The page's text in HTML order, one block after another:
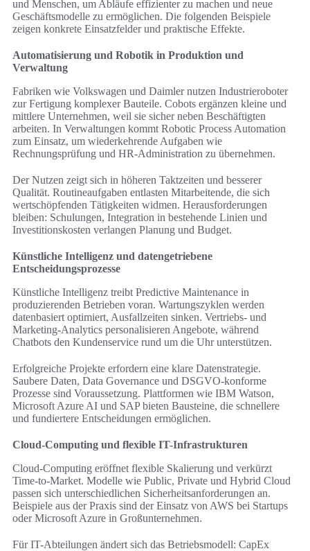
und Menschen, um Abläufe effizienter zu machen und neue
Geschäftsmodelle zu ermöglichen. Die folgenden Beispiele
zeigen konkrete Einsatzfelder und praktische Effekte.
Automatisierung und Robotik in Produktion und
Verwaltung
Fabriken wie Volkswagen und Daimler nutzen Industrieroboter
zur Fertigung komplexer Bauteile. Cobots ergänzen kleine und
mittlere Unternehmen, weil sie sicher neben Beschäftigten
arbeiten. In Verwaltungen kommt Robotic Process Automation
zum Einsatz, um wiederkehrende Aufgaben wie
Rechnungsprüfung und HR-Administration zu übernehmen.
Der Nutzen zeigt sich in höheren Taktzeiten und besserer
Qualität. Routineaufgaben entlasten Mitarbeitende, die sich
wertschöpfenden Tätigkeiten widmen. Herausforderungen
bleiben: Schulungen, Integration in bestehende Linien und
Investitionskosten verlangen Planung und Budget.
Künstliche Intelligenz und datengetriebene
Entscheidungsprozesse
Künstliche Intelligenz treibt Predictive Maintenance in
produzierenden Betrieben voran. Wartungszyklen werden
datenbasiert optimiert, Ausfallzeiten sinken. Vertriebs- und
Marketing-Analytics personalisieren Angebote, während
Chatbots den Kundenservice rund um die Uhr unterstützen.
Erfolgreiche Projekte erfordern eine klare Datenstrategie.
Saubere Daten, Data Governance und DSGVO-konforme
Prozesse sind Voraussetzung. Plattformen wie IBM Watson,
Microsoft Azure AI und SAP bieten Bausteine, die schnellere
und fundiertere Entscheidungen ermöglichen.
Cloud-Computing und flexible IT-Infrastrukturen
Cloud-Computing eröffnet flexible Skalierung und verkürzt
Time-to-Market. Modelle wie Public, Private und Hybrid Cloud
passen sich unterschiedlichen Sicherheitsanforderungen an.
Beispiele aus der Praxis sind der Einsatz von AWS bei Startups
oder Microsoft Azure in Großunternehmen.
Für IT-Abteilungen ändert sich das Betriebsmodell: CapEx